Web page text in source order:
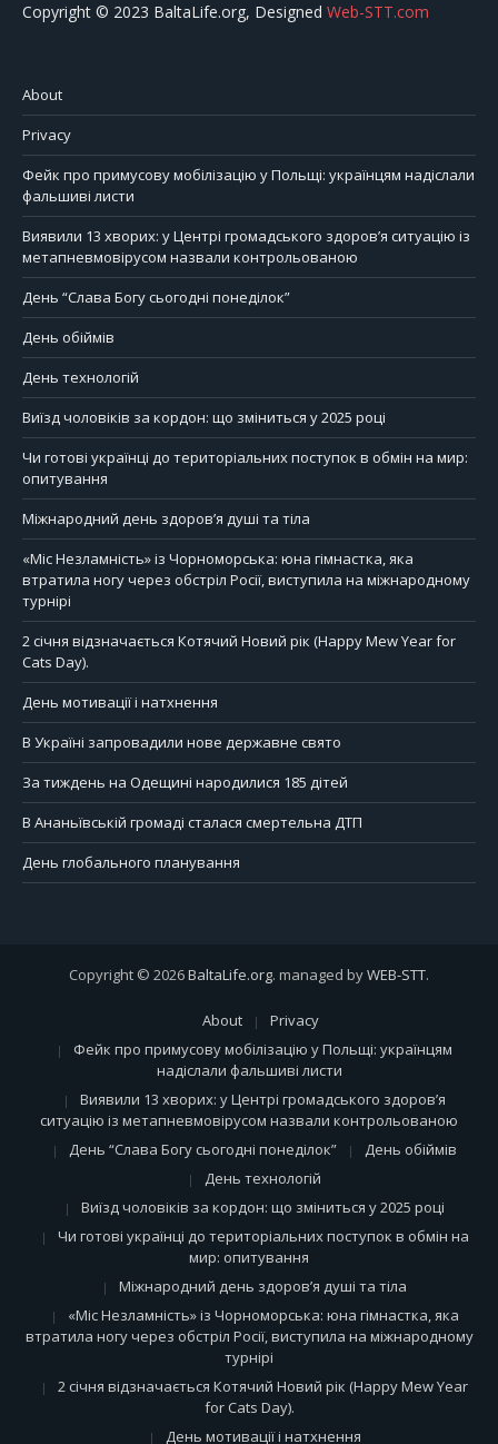
Copyright © 2023 BaltaLife.org, Designed Web-STT.com
About
Privacy
Фейк про примусову мобілізацію у Польщі: українцям надіслали
фальшиві листи
Виявили 13 хворих: у Центрі громадського здоров’я ситуацію із
метапневмовірусом назвали контрольованою
День “Слава Богу сьогодні понеділок”
День обіймів
День технологій
Виїзд чоловіків за кордон: що зміниться у 2025 році
Чи готові українці до територіальних поступок в обмін на мир:
опитування
Міжнародний день здоров’я душі та тіла
«Міс Незламність» із Чорноморська: юна гімнастка, яка
втратила ногу через обстріл Росії, виступила на міжнародному
турнірі
2 січня відзначається Котячий Новий рік (Happy Mew Year for
Cats Day).
День мотивації і натхнення
В Україні запровадили нове державне свято
За тиждень на Одещині народилися 185 дітей
В Ананьївській громаді сталася смертельна ДТП
День глобального планування
Copyright © 2026BaltaLife.org. managed byWEB-STT.
About
Privacy
Фейк про примусову мобілізацію у Польщі: українцям
надіслали фальшиві листи
Виявили 13 хворих: у Центрі громадського здоров’я
ситуацію із метапневмовірусом назвали контрольованою
День “Слава Богу сьогодні понеділок”
День обіймів
День технологій
Виїзд чоловіків за кордон: що зміниться у 2025 році
Чи готові українці до територіальних поступок в обмін на
мир: опитування
Міжнародний день здоров’я душі та тіла
«Міс Незламність» із Чорноморська: юна гімнастка, яка
втратила ногу через обстріл Росії, виступила на міжнародному
турнірі
2 січня відзначається Котячий Новий рік (Happy Mew Year
for Cats Day).
День мотивації і натхнення